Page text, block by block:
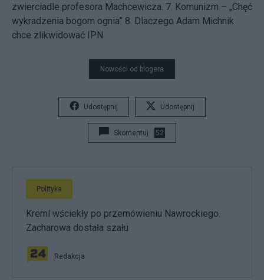
zwierciadle profesora Machcewicza. 7. Komunizm – „Chęć
wykradzenia bogom ognia” 8. Dlaczego Adam Michnik
chce zlikwidować IPN
Nowości od blogera
Udostępnij Udostępnij
Skomentuj 52
Polityka
Kreml wściekły po przemówieniu Nawrockiego.
Zacharowa dostała szału
Redakcja